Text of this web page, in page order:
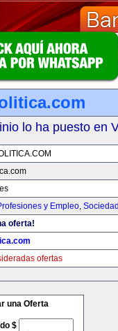
lo ha puesto en
y Empleo, Sociedad
oferta!
ofertas
una Oferta
$